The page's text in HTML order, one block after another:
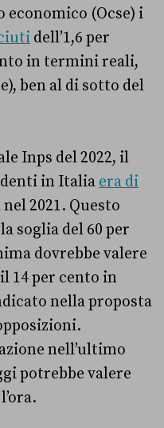
economico (Ocse) i
dell’1,6 per
in termini reali,
ben al di sotto del
Inps del 2022, il
in Italia era di
nel 2021. Questo
soglia del 60 per
dovrebbe valere
14 per cento in
nella proposta
nell’ultimo
potrebbe valere